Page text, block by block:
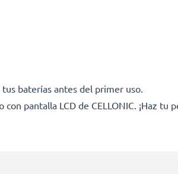
baterías antes del primer uso.
pantalla LCD de CELLONIC. ¡Haz tu